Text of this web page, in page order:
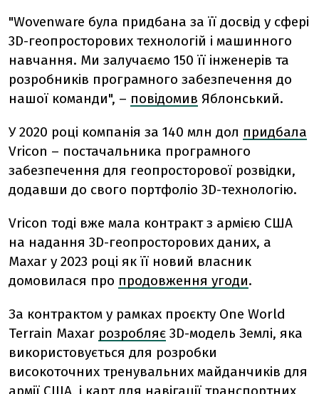
"Wovenware була придбана за її досвід у сфері
3D-геопросторових технологій і машинного
навчання. Ми залучаємо 150 її інженерів та
розробників програмного забезпечення до
нашої команди", – повідомив Яблонський.
У 2020 році компанія за 140 млн дол придбала
Vricon – постачальника програмного
забезпечення для геопросторової розвідки,
додавши до свого портфоліо 3D-технологію.
Vricon тоді вже мала контракт з армією США
на надання 3D-геопросторових даних, а
Maxar у 2023 році як її новий власник
домовилася про продовження угоди.
За контрактом у рамках проєкту One World
Terrain Maxar розробляє 3D-модель Землі, яка
використовується для розробки
високоточних тренувальних майданчиків для
армії США, і карт для навігації транспортних